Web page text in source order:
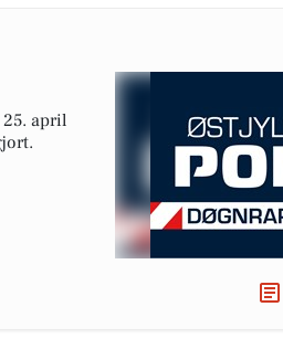
april